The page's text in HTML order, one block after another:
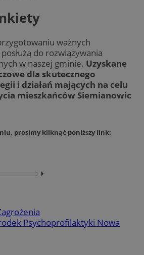
ważnych
do rozwiązywania
w naszej gminie. Uzyskane
dla skutecznego
i działań mających na celu
mieszkańców Siemianowic
, prosimy kliknąć poniższy link:
⏵︎
Psychoprofilaktyki Nowa